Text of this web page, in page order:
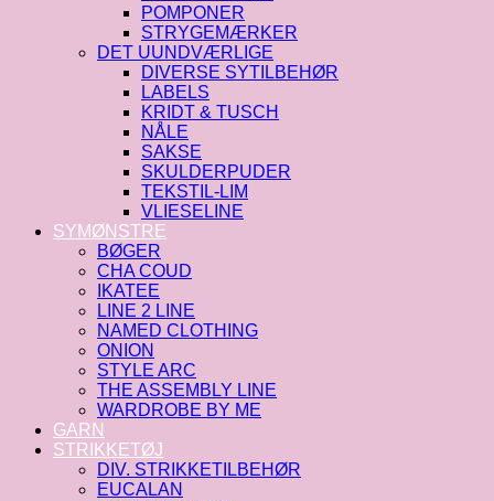
POMPONER
STRYGEMÆRKER
DET UUNDVÆRLIGE
DIVERSE SYTILBEHØR
LABELS
KRIDT & TUSCH
NÅLE
SAKSE
SKULDERPUDER
TEKSTIL-LIM
VLIESELINE
SYMØNSTRE
BØGER
CHA COUD
IKATEE
LINE 2 LINE
NAMED CLOTHING
ONION
STYLE ARC
THE ASSEMBLY LINE
WARDROBE BY ME
GARN
STRIKKETØJ
DIV. STRIKKETILBEHØR
EUCALAN